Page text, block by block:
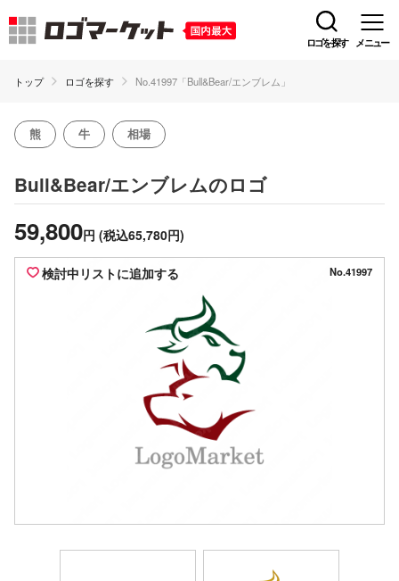
ロゴを探す メニュー
トップ ロゴを探す No.41997「Bull&Bear/エンブレム」
熊 牛 相場
Bull&Bear/エンブレムのロゴ
59,800円 (税込65,780円)
検討中リストに追加する No.41997